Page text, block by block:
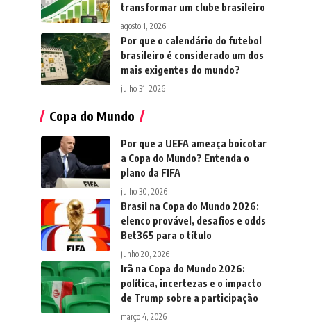
transformar um clube brasileiro
agosto 1, 2026
Por que o calendário do futebol
brasileiro é considerado um dos
mais exigentes do mundo?
julho 31, 2026
Copa do Mundo
Por que a UEFA ameaça boicotar
a Copa do Mundo? Entenda o
plano da FIFA
julho 30, 2026
Brasil na Copa do Mundo 2026:
elenco provável, desafios e odds
Bet365 para o título
junho 20, 2026
Irã na Copa do Mundo 2026:
política, incertezas e o impacto
de Trump sobre a participação
março 4, 2026